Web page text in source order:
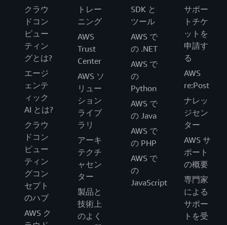
クラウ
ドコン
ピュー
ティン
グとは?
エージ
ェンテ
ィック
AI とは?
クラウ
ドコン
ピュー
ティン
グコン
セプト
のハブ
AWS ク
トレー
ニング
AWS
Trust
Center
AWS ソ
リュー
ション
ライブ
ラリ
アーキ
テクチ
ャセン
ター
製品と
技術上
のよく
SDK と
ツール
AWS で
の .NET
AWS で
の
Python
AWS で
の Java
AWS で
の PHP
AWS で
の
JavaScript
サポー
トチケ
ットを
申請す
る
AWS
re:Post
ナレッ
ジセン
ター
AWS サ
ポート
の概要
専門家
による
サポー
トを受